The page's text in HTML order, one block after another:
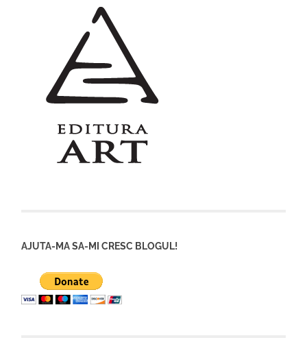
AJUTA-MA SA-MI CRESC BLOGUL!